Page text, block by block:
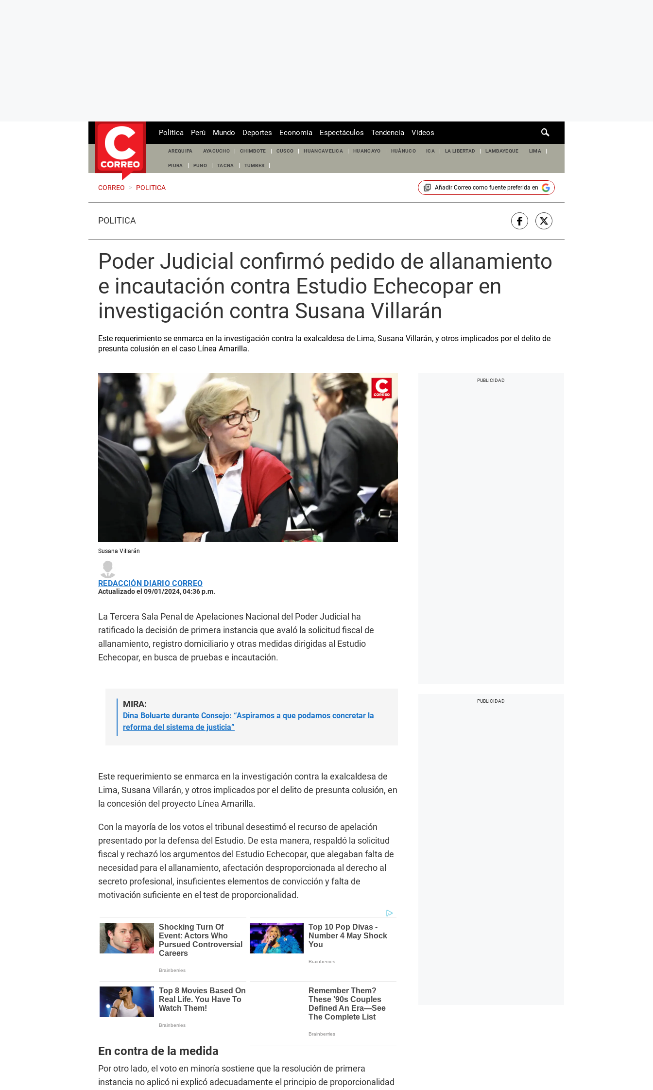
de
Política Perú Mundo Deportes Economía Espectáculos Tendencia Videos
AREQUIPA AYACUCHO CHIMBOTE CUSCO HUANCAVELICA HUANCAYO HUÁNUCO ICA LA LIBERTAD LAMBAYEQUE LIMA
PIURA PUNO TACNA TUMBES
CORREO > POLITICA Añadir Correocomo fuente preferida en
POLÍTICA
Poder Judicial confirmó pedido de allanamiento
e incautación contra Estudio Echecopar en
investigación contra Susana Villarán
Este requerimiento se enmarca en la investigación contra la exalcaldesa de Lima, Susana Villarán, y otros implicados por el delito de
presunta colusión en el caso Línea Amarilla.
Susana Villarán
REDACCIÓN DIARIO CORREO
Actualizado el 09/01/2024, 04:36 p.m.
La Tercera Sala Penal de Apelaciones Nacional del Poder Judicial ha
ratificado la decisión de primera instancia que avaló la solicitud fiscal de
allanamiento, registro domiciliario y otras medidas dirigidas al Estudio
Echecopar, en busca de pruebas e incautación.
MIRA:
Dina Boluarte durante Consejo: “Aspiramos a que podamos concretar la
reforma del sistema de justicia”
Este requerimiento se enmarca en la investigación contra la exalcaldesa de
Lima, Susana Villarán, y otros implicados por el delito de presunta colusión, en
la concesión del proyecto Línea Amarilla.
Con la mayoría de los votos el tribunal desestimó el recurso de apelación
presentado por la defensa del Estudio. De esta manera, respaldó la solicitud
fiscal y rechazó los argumentos del Estudio Echecopar, que alegaban falta de
necesidad para el allanamiento, afectación desproporcionada al derecho al
secreto profesional, insuficientes elementos de convicción y falta de
motivación suficiente en el test de proporcionalidad.
En contra de la medida
Por otro lado, el voto en minoría sostiene que la resolución de primera
instancia no aplicó ni explicó adecuadamente el principio de proporcionalidad